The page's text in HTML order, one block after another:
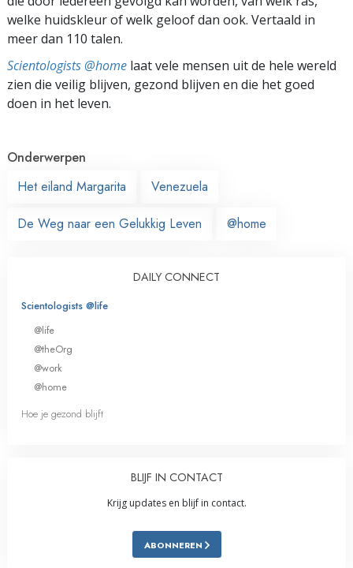
welke huidskleur of welk geloof dan ook. Vertaald in
meer dan 110 talen.
Scientologists @home laat vele mensen uit de hele wereld
zien die veilig blijven, gezond blijven en die het goed
doen in het leven.
Onderwerpen
Het eiland Margarita
Venezuela
De Weg naar een Gelukkig Leven @home
DAILY CONNECT
Scientologists @life
@life
@theOrg
@work
@home
Hoe je gezond blijft
BLIJF IN CONTACT
Krijg updates en blijf in contact.
ABONNEREN